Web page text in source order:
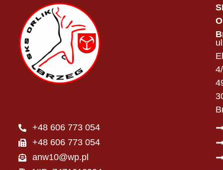
+48 606 773 054
+48 606 773 054
anw10@wp.pl